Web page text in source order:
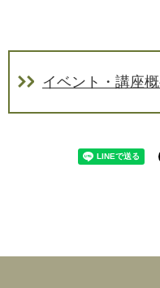
イベント・講座